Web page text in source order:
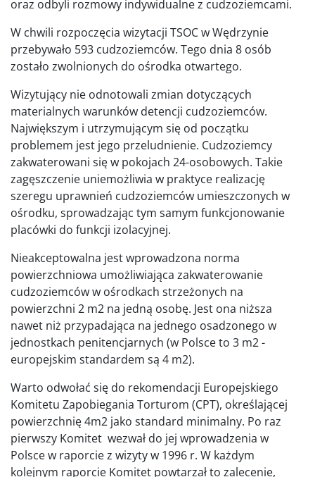
oraz odbyli rozmowy indywidualne z cudzoziemcami.
W chwili rozpoczęcia wizytacji TSOC w Wędrzynie
przebywało 593 cudzoziemców. Tego dnia 8 osób
zostało zwolnionych do ośrodka otwartego.
Wizytujący nie odnotowali zmian dotyczących
materialnych warunków detencji cudzoziemców.
Największym i utrzymującym się od początku
problemem jest jego przeludnienie. Cudzoziemcy
zakwaterowani się w pokojach 24-osobowych. Takie
zagęszczenie uniemożliwia w praktyce realizację
szeregu uprawnień cudzoziemców umieszczonych w
ośrodku, sprowadzając tym samym funkcjonowanie
placówki do funkcji izolacyjnej.
Nieakceptowalna jest wprowadzona norma
powierzchniowa umożliwiająca zakwaterowanie
cudzoziemców w ośrodkach strzeżonych na
powierzchni 2 m2 na jedną osobę. Jest ona niższa
nawet niż przypadająca na jednego osadzonego w
jednostkach penitencjarnych (w Polsce to 3 m2 -
europejskim standardem są 4 m2).
Warto odwołać się do rekomendacji Europejskiego
Komitetu Zapobiegania Torturom (CPT), określającej
powierzchnię 4m2 jako standard minimalny. Po raz
pierwszy Komitet wezwał do jej wprowadzenia w
Polsce w raporcie z wizyty w 1996 r. W każdym
kolejnym raporcie Komitet powtarzał to zalecenie,